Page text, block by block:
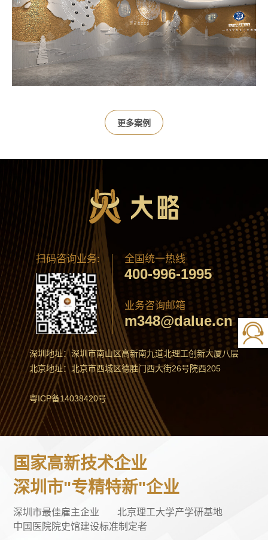
更多案例
扫码咨询业务: 全国统一热线
400-996-1995
业务咨询邮箱
m348@dalue.cn
深圳地址：深圳市南山区高新南九道北理工创新大厦八层
北京地址：北京市西城区德胜门西大街26号院西205
粤ICP备14038420号
国家高新技术企业
深圳市"专精特新"企业
深圳市最佳雇主企业
北京理工大学产学研基地
中国医院院史馆建设标准制定者